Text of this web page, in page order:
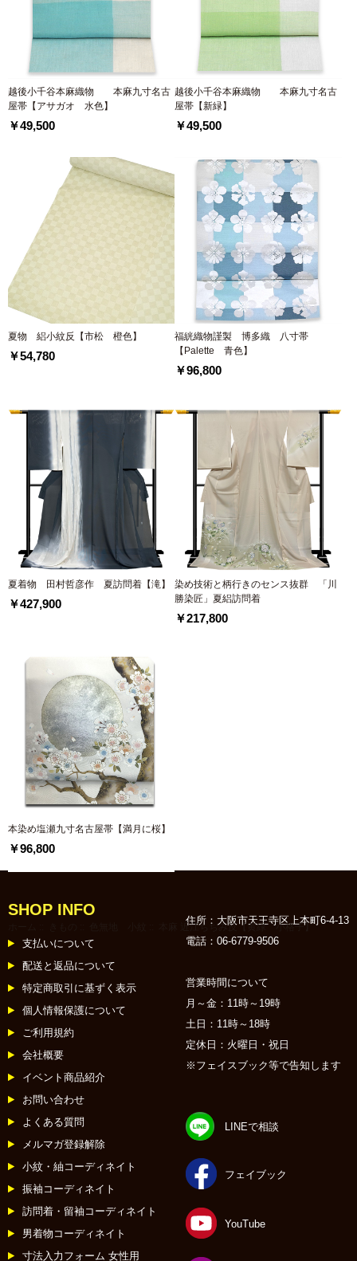
越後小千谷本麻織物 本麻九寸名古
屋帯【アサガオ 水色】
￥49,500
越後小千谷本麻織物 本麻九寸名古
屋帯【新緑】
￥49,500
夏物 絽小紋反【市松 橙色】
￥54,780
福絖織物謹製 博多織 八寸帯
【Palette 青色】
￥96,800
夏着物 田村哲彦作 夏訪問着【滝】
￥427,900
染め技術と柄行きのセンス抜群 「川
勝染匠」夏絽訪問着
￥217,800
本染め塩瀬九寸名古屋帯【満月に桜】
￥96,800
:: 本麻 近江ちぢみ反【黄緑 小格子】
SHOP INFO
支払いについて
配送と返品について
特定商取引に基ずく表示
個人情報保護について
ご利用規約
会社概要
イベント商品紹介
お問い合わせ
よくある質問
メルマガ登録解除
小紋・紬コーディネイト
振袖コーディネイト
訪問着・留袖コーディネイト
男着物コーディネイト
寸法入力フォーム 女性用
住所：大阪市天王寺区上本町6-4-13
電話：06-6779-9506
営業時間について
月～金：11時～19時
土日：11時～18時
定休日：火曜日・祝日
※フェイスブック等で告知します
LINEで相談
フェイブック
YouTube